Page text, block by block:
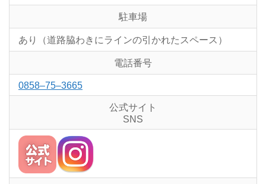
駐車場
あり（道路脇わきにラインの引かれたスペース）
電話番号
0858–75–3665
公式サイト
SNS